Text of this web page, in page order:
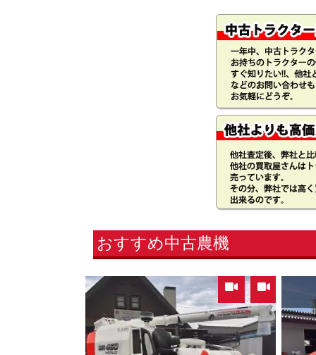
おすすめ中古農機
,